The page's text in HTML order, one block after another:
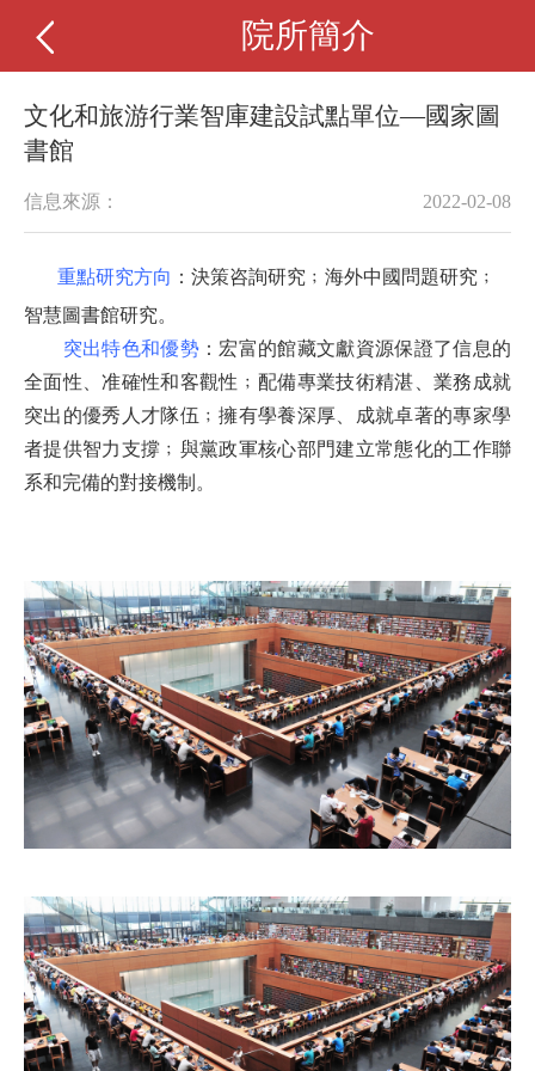
院所簡介
文化和旅游行業智庫建設試點單位—國家圖
書館
信息來源： 2022-02-08
重點研究方向 ：決策咨詢研究﹔海外中國問題研究﹔
智慧圖書館研究。
突出特色和優勢 ：宏富的館藏文獻資源保證了信息的
全面性、准確性和客觀性﹔配備專業技術精湛、業務成就
突出的優秀人才隊伍﹔擁有學養深厚、成就卓著的專家學
者提供智力支撐﹔與黨政軍核心部門建立常態化的工作聯
系和完備的對接機制。